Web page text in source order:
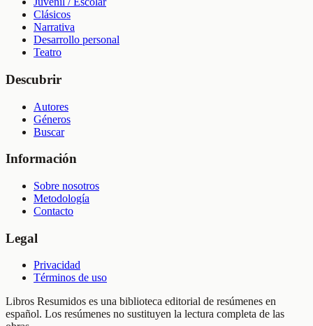
Clásicos
Narrativa
Desarrollo personal
Teatro
Descubrir
Autores
Géneros
Buscar
Información
Sobre nosotros
Metodología
Contacto
Legal
Privacidad
Términos de uso
Libros Resumidos es una biblioteca editorial de resúmenes en
español. Los resúmenes no sustituyen la lectura completa de las